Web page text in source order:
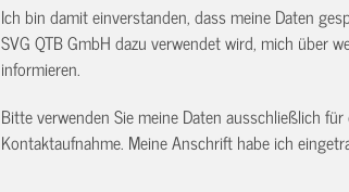
Ich bin damit einverstanden, dass meine Daten
SVG QTB GmbH dazu verwendet wird, mich über
informieren.
Bitte verwenden Sie meine Daten ausschließlich
Kontaktaufnahme. Meine Anschrift habe ich